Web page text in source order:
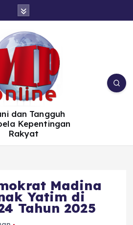
dan Tangguh
Kepentingan
Rakyat
Madina
Yatim di
Tahun 2025